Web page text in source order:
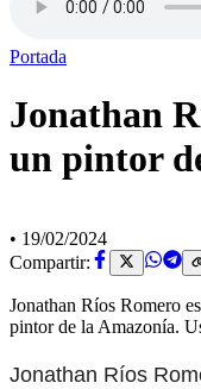
Portada
Jonathan
un pintor
• 19/02/2024
Compartir:
Jonathan Ríos Romero
pintor de la Amazonía.
Jonathan Ríos